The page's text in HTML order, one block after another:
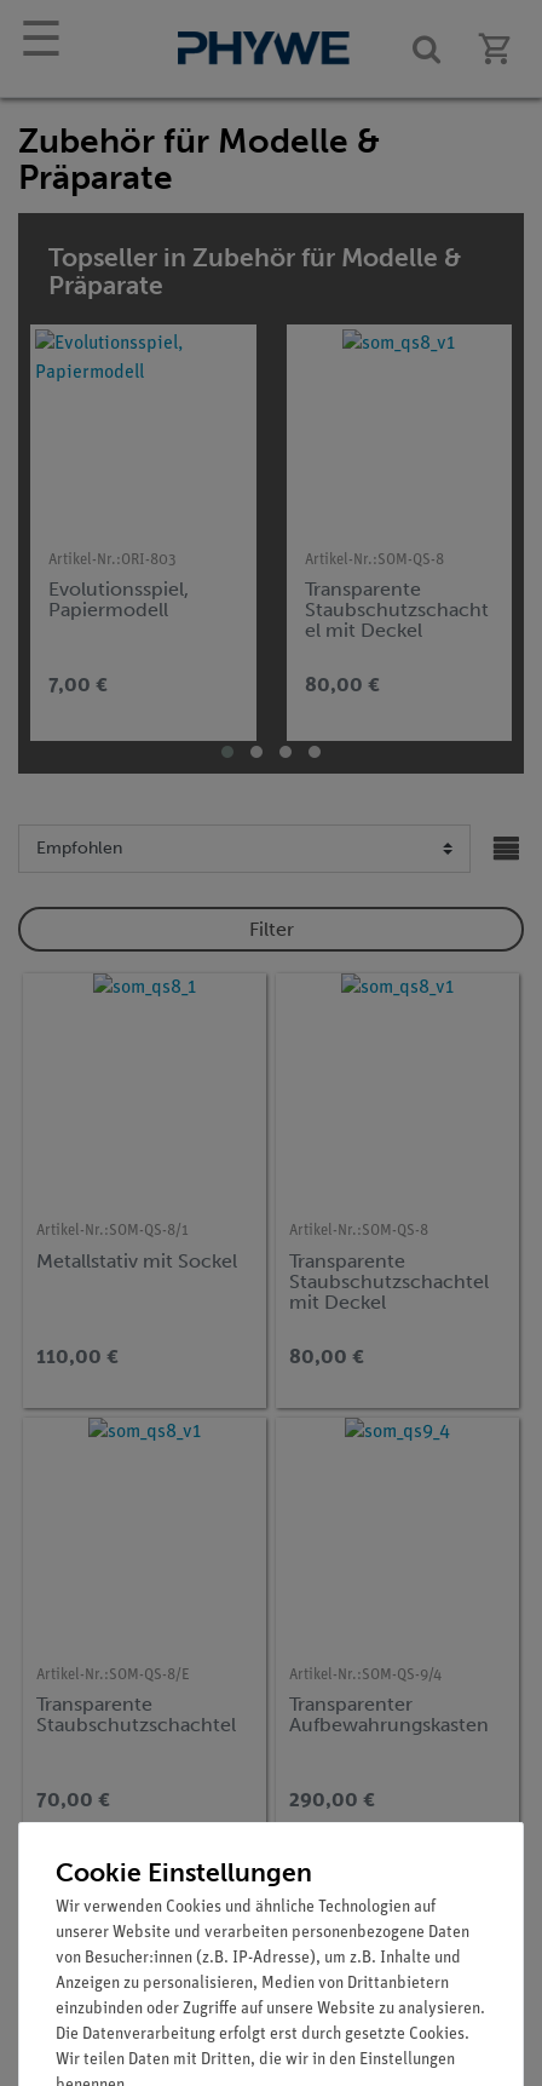
☰
Zubehör für Modelle &
Präparate
Topseller in Zubehör für Modelle &
Präparate
Artikel-Nr.:ORI-803
Evolutionsspiel,
Papiermodell
7,00 €
Artikel-Nr.:SOM-QS-8
Transparente
Staubschutzschacht
el mit Deckel
80,00 €
Filter
Artikel-Nr.:SOM-QS-8/1
Metallstativ mit Sockel
110,00 €
Artikel-Nr.:SOM-QS-8
Transparente
Staubschutzschachtel
mit Deckel
80,00 €
Artikel-Nr.:SOM-QS-8/E
Transparente
Staubschutzschachtel
70,00 €
Artikel-Nr.:SOM-QS-9/4
Transparenter
Aufbewahrungskasten
290,00 €
Cookie Einstellungen
Wir verwenden Cookies und ähnliche Technologien auf
unserer Website und verarbeiten personenbezogene Daten
von Besucher:innen (z.B. IP-Adresse), um z.B. Inhalte und
Anzeigen zu personalisieren, Medien von Drittanbietern
einzubinden oder Zugriffe auf unsere Website zu analysieren.
Die Datenverarbeitung erfolgt erst durch gesetzte Cookies.
Wir teilen Daten mit Dritten, die wir in den Einstellungen